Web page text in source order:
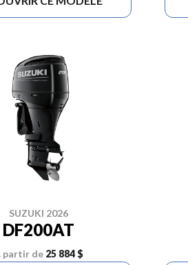
SUZUKI 2026
DF200AT
partir de 25 884 $